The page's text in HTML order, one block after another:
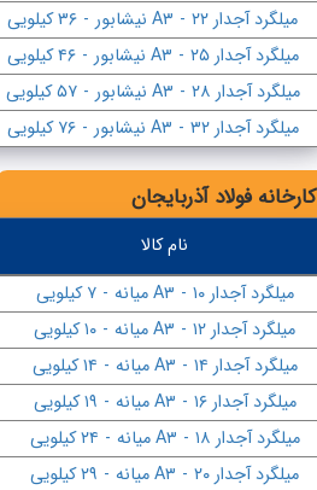
میلگرد آجدار ۲۲
- A۳ نیشابور - ۳۶ کیلویی
میلگرد آجدار ۲۵
- A۳ نیشابور - ۴۶ کیلویی
میلگرد آجدار ۲۸
- A۳ نیشابور - ۵۷ کیلویی
میلگرد آجدار ۳۲
- A۳ نیشابور - ۷۶ کیلویی
کارخانه فولاد آذربایجان
نام کالا
میلگرد آجدار ۱۰
- A۳ میانه - ۷ کیلویی
میلگرد آجدار ۱۲
- A۳ میانه - ۱۰ کیلویی
میلگرد آجدار ۱۴
- A۳ میانه - ۱۴ کیلویی
میلگرد آجدار ۱۶
- A۳ میانه - ۱۹ کیلویی
میلگرد آجدار ۱۸
- A۳ میانه - ۲۴ کیلویی
میلگرد آجدار ۲۰
- A۳ میانه - ۲۹ کیلویی